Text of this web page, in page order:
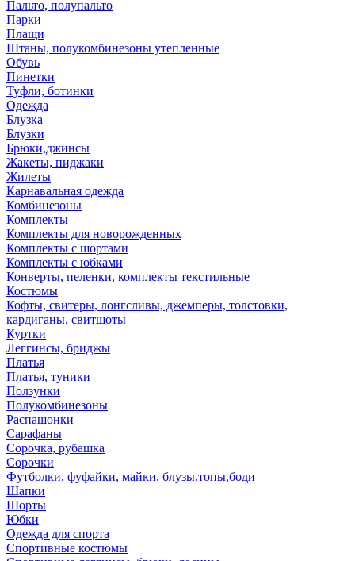
Пальто, полупальто
Парки
Плащи
Штаны, полукомбинезоны утепленные
Обувь
Пинетки
Туфли, ботинки
Одежда
Блузка
Блузки
Брюки,джинсы
Жакеты, пиджаки
Жилеты
Карнавальная одежда
Комбинезоны
Комплекты
Комплекты для новорожденных
Комплекты с шортами
Комплекты с юбками
Конверты, пеленки, комплекты текстильные
Костюмы
Кофты, свитеры, лонгсливы, джемперы, толстовки,
кардиганы, свитшоты
Куртки
Леггинсы, бриджы
Платья
Платья, туники
Ползунки
Полукомбинезоны
Распашонки
Сарафаны
Сорочка, рубашка
Сорочки
Футболки, фуфайки, майки, блузы,топы,боди
Шапки
Шорты
Юбки
Одежда для спорта
Спортивные костюмы